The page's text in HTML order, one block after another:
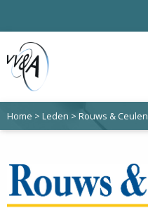
Home > Leden > Rouws & Ceulen